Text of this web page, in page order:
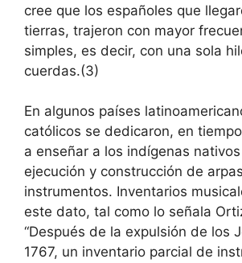
cree que los españoles que
tierras, trajeron con mayor
simples, es decir, con una sola
cuerdas.(3)
En algunos países
católicos se dedicaron, en
a enseñar a los indígenas
ejecución y construcción de
instrumentos. Inventarios
este dato, tal como lo señala
“Después de la expulsión de los
1767, un inventario parcial de